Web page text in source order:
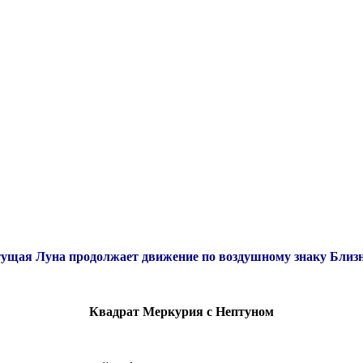
Луна продолжает движение по воздушному знаку
Квадрат Меркурия с Нептуном